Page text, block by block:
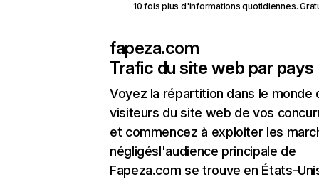
10 fois plus d'informations quotidiennes.
fapeza.com
Trafic du site web par pays
Voyez la répartition dans le monde
visiteurs du site web de vos
et commencez à exploiter les
négligésl'audience principale de
Fapeza.com se trouve en États-